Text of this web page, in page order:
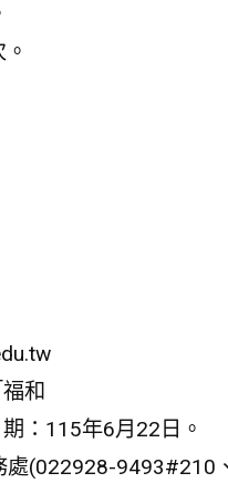
和
：115年6月22日。
處(022928-9493#210